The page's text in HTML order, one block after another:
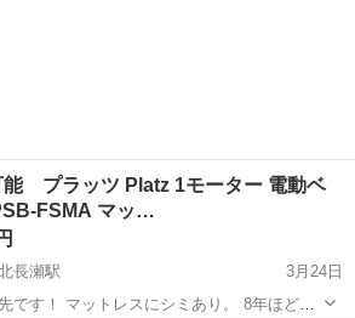
能 プラッツ Platz 1モーター 電動ベ
FSMA マッ…
長瀬駅
3月24日
です！ マットレスにシミあり。 8年ほど使